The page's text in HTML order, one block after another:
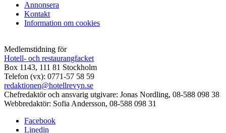
Annonsera
Kontakt
Information om cookies
Medlemstidning för
Hotell- och restaurangfacket
Box 1143, 111 81 Stockholm
Telefon (vx): 0771-57 58 59
redaktionen@hotellrevyn.se
Chefredaktör och ansvarig utgivare: Jonas Nordling, 08-588 098 38
Webbredaktör: Sofia Andersson, 08-588 098 31
Facebook
Linedin